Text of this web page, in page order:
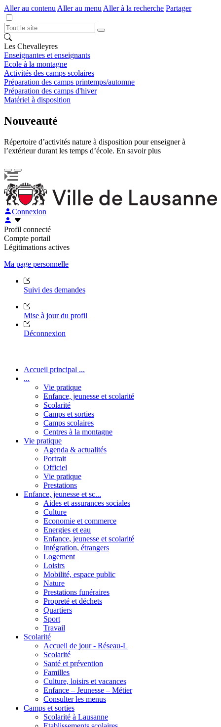
Aller au contenu Aller au menu Aller à la recherche Partager
Les Chevalleyres
Enseignantes et enseignants
Ecole à la montagne
Activités des camps scolaires
Préparation des camps printemps/automne
Préparation des camps d'hiver
Matériel à disposition
Nouveauté
Répertoire d’activités nature à disposition pour enseigner à
l’extérieur durant les temps d’école. En savoir plus
Connexion
Profil connecté
Compte portail
Légitimations actives
Ma page personnelle
Suivi des demandes
Mise à jour du profil
Déconnexion
Accueil principal ...
...
Vie pratique
Enfance, jeunesse et scolarité
Scolarité
Camps et sorties
Camps scolaires
Centres à la montagne
Vie pratique
Agenda & actualités
Portrait
Officiel
Vie pratique
Prestations
Enfance, jeunesse et sc...
Aides et assurances sociales
Culture
Economie et commerce
Energies et eau
Enfance, jeunesse et scolarité
Intégration, étrangers
Logement
Loisirs
Mobilité, espace public
Nature
Prestations funéraires
Propreté et déchets
Quartiers
Sport
Travail
Scolarité
Accueil de jour - Réseau-L
Scolarité
Santé et prévention
Familles
Culture, loisirs et vacances
Enfance – Jeunesse – Métier
Consulter les menus
Camps et sorties
Scolarité à Lausanne